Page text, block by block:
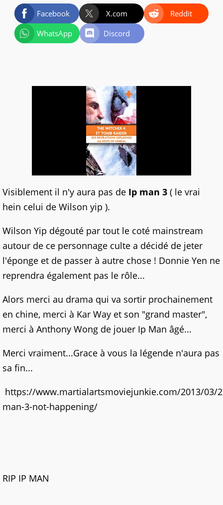
Facebook X.com
Reddit
WhatsApp
Discord
Visiblement il n'y aura pas de Ip man 3 ( le vrai
hein celui de Wilson yip ).
Wilson Yip dégouté par tout le coté mainstream
autour de ce personnage culte a décidé de jeter
l'éponge et de passer à autre chose ! Donnie Yen ne
reprendra également pas le rôle...
Alors merci au drama qui va sortir prochainement
en chine, merci à Kar Way et son "grand master",
merci à Anthony Wong de jouer Ip Man âgé...
Merci vraiment...Grace à vous la légende n'aura pas
sa fin...
https://www.martialartsmoviejunkie.com/2013/03/
man-3-not-happening/
RIP IP MAN